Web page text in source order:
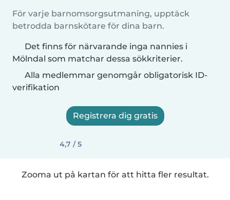
För varje barnomsorgsutmaning, upptäck
betrodda barnskötare för dina barn.
Det finns för närvarande inga nannies i
Mölndal som matchar dessa sökkriterier.
Alla medlemmar genomgår obligatorisk ID-
verifikation
Registrera dig gratis
4,7 / 5
Zooma ut på kartan för att hitta fler resultat.